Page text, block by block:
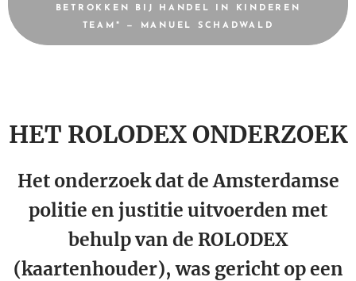
BETROKKEN BIJ HANDEL IN KINDEREN
TEAM" — MANUEL SCHADWALD
HET ROLODEX ONDERZOEK
Het onderzoek dat de Amsterdamse
politie en justitie uitvoerden met
behulp van de ROLODEX
(kaartenhouder), was gericht op een